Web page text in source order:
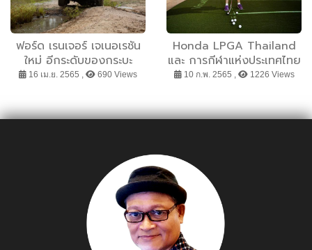
ฟอร์ด เรนเจอร์ เจเนอเรชัน
ใหม่ อีกระดับของกระบะ
อเนกประสงค์
16 เม.ย. 2565 , 690 Views
Honda LPGA Thailand
และ การกีฬาแห่งประเทศไทย
เชิญชวนเยาวชนร่วม
ไทยแลนด์ จูเนียร์ กอล์ฟ
กุมภาพันธ์ 2565
10 ก.พ. 2565 , 1226 Views